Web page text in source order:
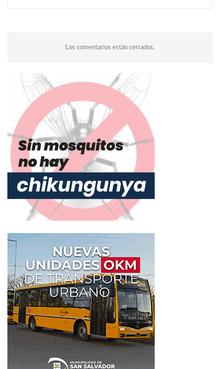
Los comentarios están cerrados.